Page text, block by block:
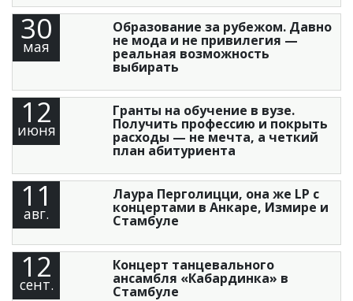
30
мая
Образование за рубежом. Давно
не мода и не привилегия —
реальная возможность
выбирать
12
июня
Гранты на обучение в вузе.
Получить профессию и покрыть
расходы — не мечта, а четкий
план абитуриента
11
авг.
Лаура Перголицци, она же LP с
концертами в Анкаре, Измире и
Стамбуле
12
сент.
Концерт танцевального
ансамбля «Кабардинка» в
Стамбуле